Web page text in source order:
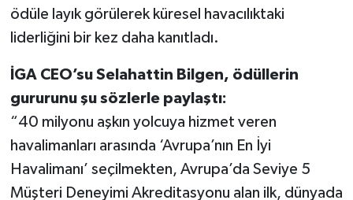
ödüle layık görülerek küresel havacılıktaki
liderliğini bir kez daha kanıtladı.
İGA CEO’su Selahattin Bilgen, ödüllerin
gururunu şu sözlerle paylaştı:
“40 milyonu aşkın yolcuya hizmet veren
havalimanları arasında ‘Avrupa’nın En İyi
Havalimanı’ seçilmekten, Avrupa’da Seviye 5
Müşteri Deneyimi Akreditasyonu alan ilk, dünyada